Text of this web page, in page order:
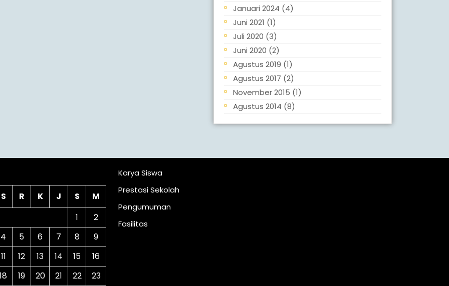
Januari 2024 (4)
Juni 2021 (1)
Juli 2020 (3)
Juni 2020 (2)
Agustus 2019 (1)
Agustus 2017 (2)
November 2015 (1)
Agustus 2014 (8)
S R K J S
M
1
2
4 5 6 7 8
9
11 12 13 14 15
16
18 19 20 21 22 23
Karya Siswa
Prestasi Sekolah
Pengumuman
Fasilitas